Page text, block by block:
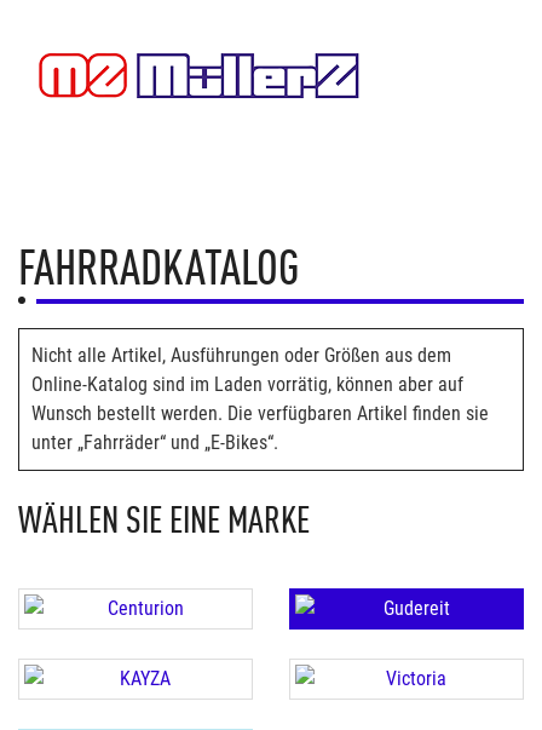
FAHRRADKATALOG
Nicht alle Artikel, Ausführungen oder Größen aus dem
Online-Katalog sind im Laden vorrätig, können aber auf
Wunsch bestellt werden. Die verfügbaren Artikel finden sie
unter „Fahrräder“ und „E-Bikes“.
WÄHLEN SIE EINE MARKE